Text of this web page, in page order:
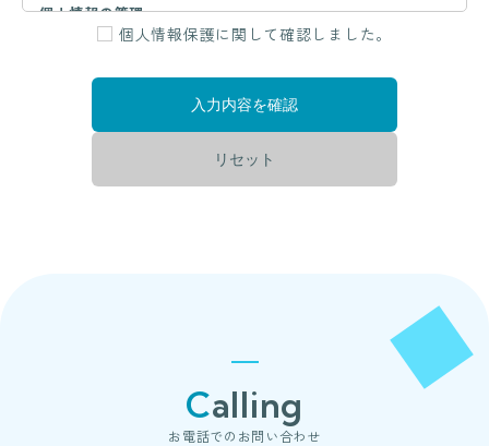
個人情報の管理
当社は、お客さまの個人情報を正確かつ最新の状態に保ち、個人
るため、セキュリティシステムの維持・管理体制の整備・社員教
育の徹底等の必要な措置を講じ、安全対策を実施し個人情報の厳
個人情報の利用目的
当社は、お客さまよりお預かりした個人情報を適切に管理し、次
のいずれかに該当する場合を除き、個人情報を第三者に開示いた
・お客さまの同意がある場合
個人情報保護に関して確認しました。
Calling
お電話でのお問い合わせ